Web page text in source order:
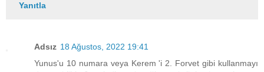
Yanıtla
Adsız 18 Ağustos, 2022 19:41
Yunus'u 10 numara veya Kerem 'i 2. Forvet gibi kullanmayı